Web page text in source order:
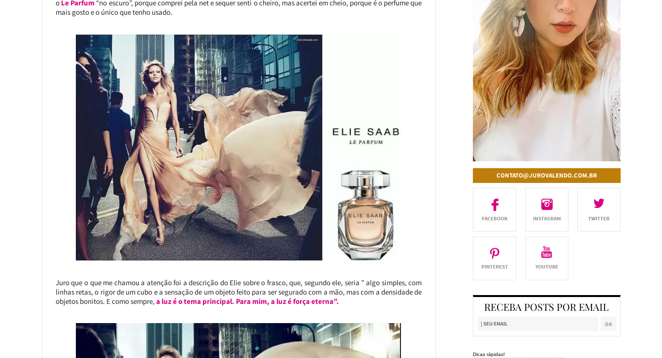
oLe Parfum “no escuro”, porque comprei pela net e sequer senti o cheiro, mas acertei em cheio, porque é o perfume que
mais gosto e o único que tenho usado.
Juro que o que me chamou a atenção foi a descrição do Elie sobre o frasco, que, segundo ele, seria ” algo simples, com
linhas retas, o rigor de um cubo e a sensação de um objeto feito para ser segurado com a mão, mas com a densidade de
objetos bonitos. E como sempre, a luz é o tema principal. Para mim, a luz é força eterna”.
CONTATO@JUROVALENDO.COM.BR
RECEBA POSTS POR EMAIL
Dicas rápidas!